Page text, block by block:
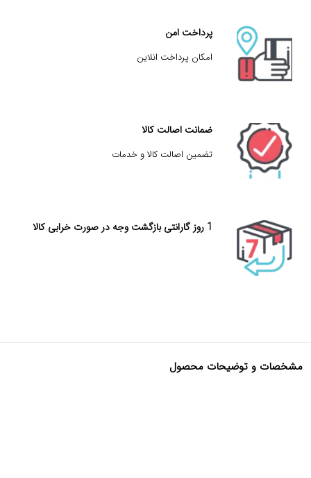
پرداخت امن
امکان پرداخت انلاین
ضمانت اصالت کالا
تضمین اصالت کالا و خدمات
1 روز گارانتی بازگشت وجه در صورت خرابی کالا
مشخصات و توضیحات محصول